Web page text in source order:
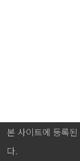
본 사이트에 등록된
다.